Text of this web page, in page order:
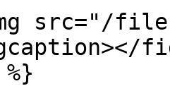
src="/files/